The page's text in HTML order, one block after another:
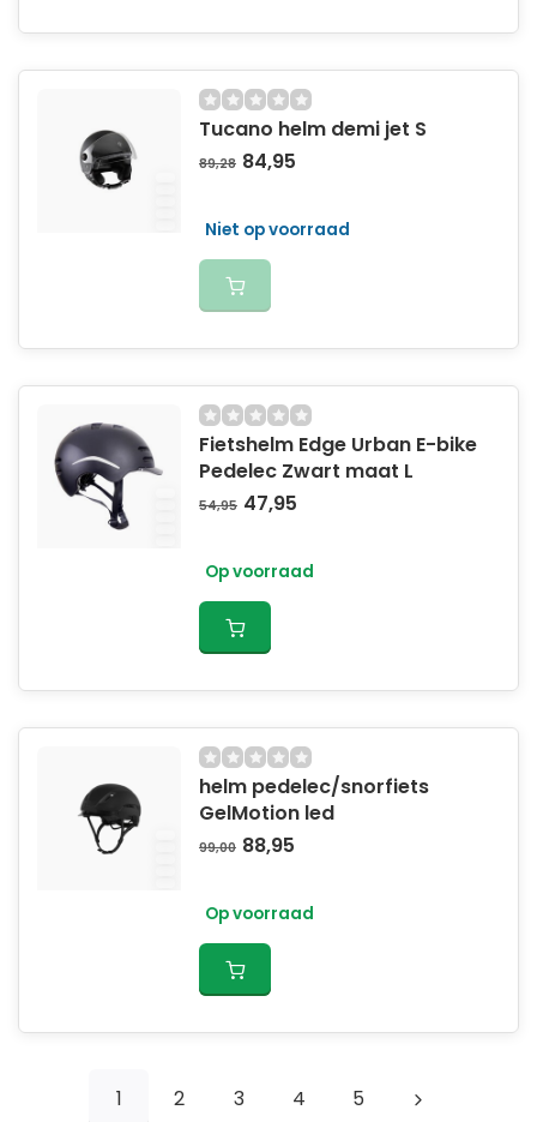
Tucano helm demi jet S
89,28 84,95
Niet op voorraad
Fietshelm Edge Urban E-bike
Pedelec Zwart maat L
54,95 47,95
Op voorraad
helm pedelec/snorfiets
GelMotion led
99,00 88,95
Op voorraad
1 2 3 4 5